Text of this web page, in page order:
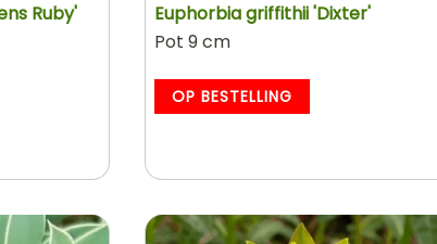
Ruby'
Euphorbia griffithii 'Dixter'
Pot 9 cm
OP BESTELLING